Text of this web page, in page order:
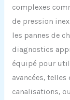
complexes
de pression
les pannes de
diagnostics
équipé pour
avancées,
canalisations,